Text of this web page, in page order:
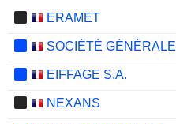
ERAMET
SOCIÉTÉ GÉNÉRALE
EIFFAGE S.A.
NEXANS